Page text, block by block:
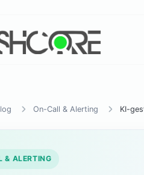
On-Call & Alerting KI-
& ALERTING